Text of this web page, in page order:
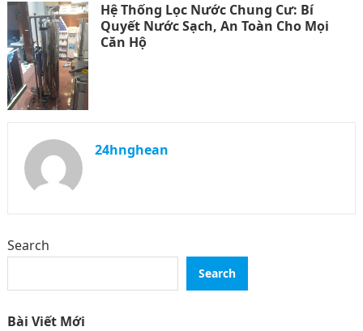
Hệ Thống Lọc Nước Chung Cư: Bí
Quyết Nước Sạch, An Toàn Cho Mọi
Căn Hộ
24hnghean
Search
Search
Bài Viết Mới